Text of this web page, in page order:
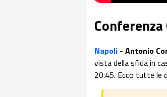
Napoli - Antonio
vista della sfida in
20:45. Ecco tutte le